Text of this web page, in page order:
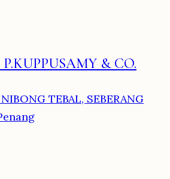
& CO.
TEBAL, SEBERANG